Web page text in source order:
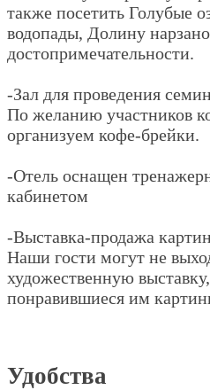
также посетить Голубые
водопады, Долину
достопримечательности.
-Зал для проведения
По желанию участников
организуем кофе-брейки.
-Отель оснащен
кабинетом
-Выставка-продажа картин
Наши гости могут не
художественную
понравившиеся им
Удобства